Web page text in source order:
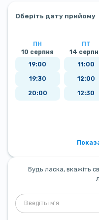
Оберіть дату прийому
ПН
10 серпня
19:00
19:30
20:00
ПТ
14
11:00
12:00
12:30
Будь ласка, вкажіть